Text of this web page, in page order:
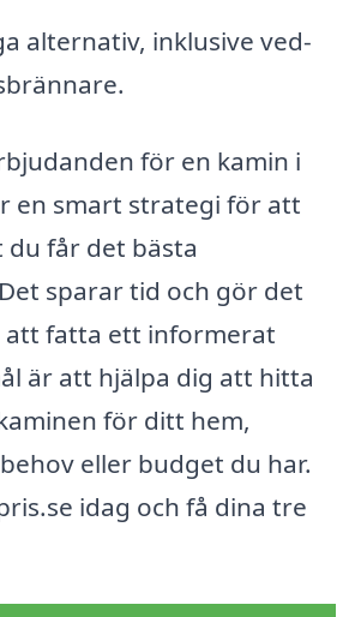
alternativ, inklusive ved-
för en kamin i
en smart strategi för att
du får det bästa
sparar tid och gör det
fatta ett informerat
är att hjälpa dig att hitta
för ditt hem,
eller budget du har.
idag och få dina tre